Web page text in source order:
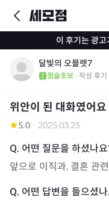
이 후기는 광고
달빛의 오믈렛7
점술초보· 작성 후기
위안이 된 대화였어요
5.0 · 2025.03.25
앞으로 이직과, 결혼 관